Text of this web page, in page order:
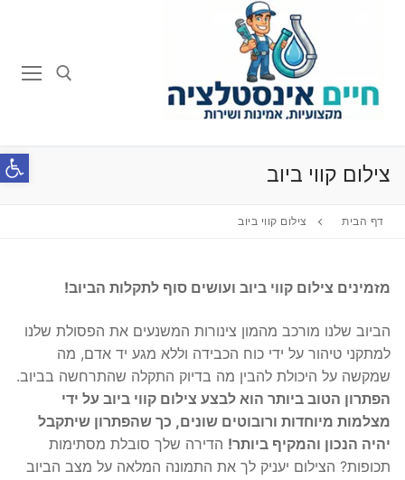
צילום קווי ביוב
דף הבית צילום קווי ביוב
מזמינים צילום קווי ביוב ועושים סוף לתקלות הביוב!
הביוב שלנו מורכב מהמון צינורות המשנעים את הפסולת שלנו
למתקני טיהור על ידי כוח הכבידה וללא מגע יד אדם, מה
שמקשה על היכולת להבין מה בדיוק התקלה שהתרחשה בביוב.
הפתרון הטוב ביותר הוא לבצע צילום קווי ביוב על ידי
מצלמות מיוחדות ורובוטים שונים, כך שהפתרון שיתקבל
יהיה הנכון והמקיף ביותר! הדירה שלך סובלת מסתימות
תכופות? הצילום יעניק לך את התמונה המלאה על מצב הביוב
פתח